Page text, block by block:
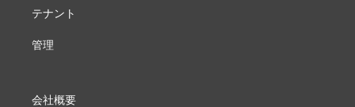
テナント
管理
会社概要